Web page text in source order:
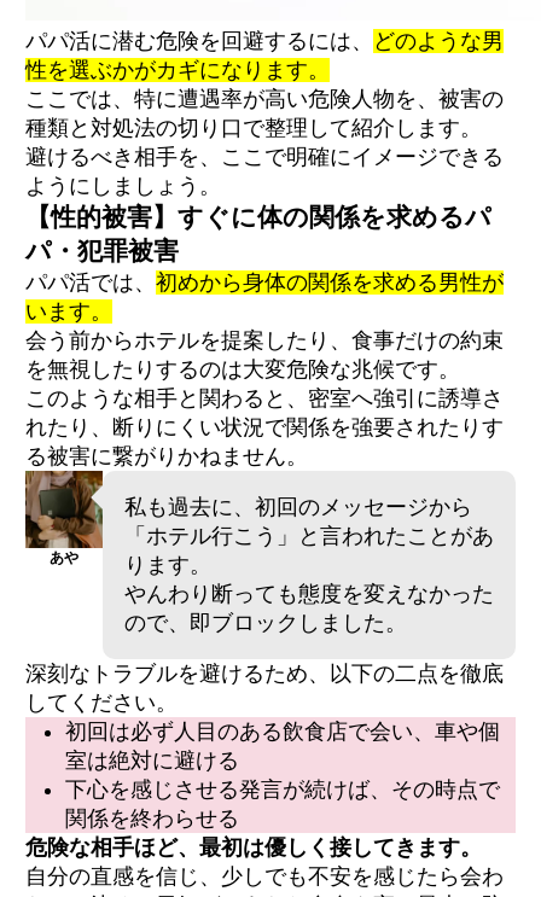
パパ活に潜む危険を回避するには、
どのような男
性を選ぶかがカギになります。
ここでは、特に遭遇率が高い危険人物を、被害の
種類と対処法の切り口で整理して紹介します。
避けるべき相手を、ここで明確にイメージできる
ようにしましょう。
【性的被害】すぐに体の関係を求めるパ
パ・犯罪被害
パパ活では、 初めから身体の関係を求める男性が
います。
会う前からホテルを提案したり、食事だけの約束
を無視したりするのは大変危険な兆候です。
このような相手と関わると、密室へ強引に誘導さ
れたり、断りにくい状況で関係を強要されたりす
る被害に繋がりかねません。
あや
私も過去に、初回のメッセージから
「ホテル行こう」と言われたことがあ
ります。
やんわり断っても態度を変えなかった
ので、即ブロックしました。
深刻なトラブルを避けるため、以下の二点を徹底
してください。
初回は必ず人目のある飲食店で会い、車や個
室は絶対に避ける
下心を感じさせる発言が続けば、その時点で
関係を終わらせる
危険な相手ほど、最初は優しく接してきます。
自分の直感を信じ、少しでも不安を感じたら会わ